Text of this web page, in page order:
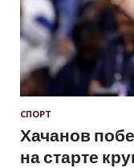
СПОРТ
Хачанов
на старте